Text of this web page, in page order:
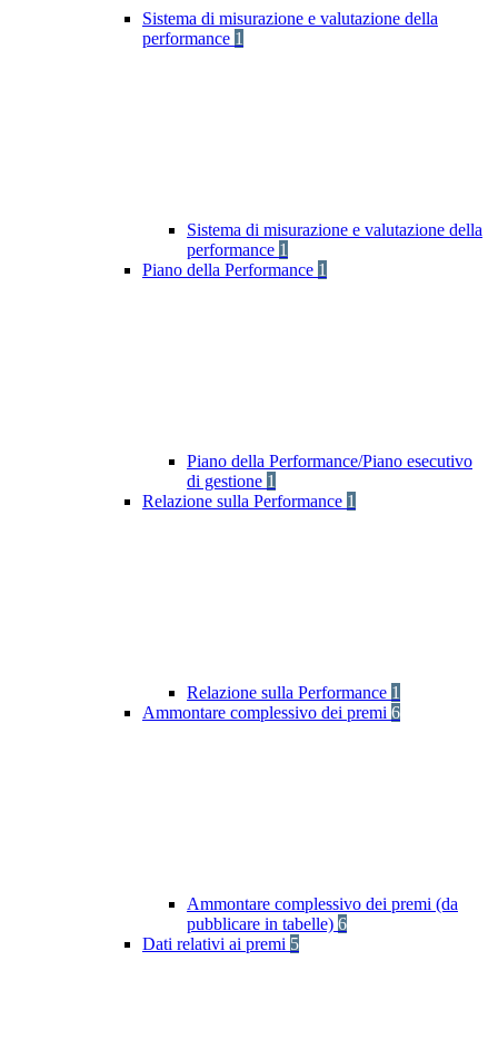
Sistema di misurazione e valutazione della
performance 1
Sistema di misurazione e valutazione della
performance 1
Piano della Performance 1
Piano della Performance/Piano esecutivo
di gestione 1
Relazione sulla Performance 1
Relazione sulla Performance 1
Ammontare complessivo dei premi 6
Ammontare complessivo dei premi (da
pubblicare in tabelle) 6
Dati relativi ai premi 5